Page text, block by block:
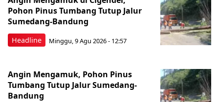
Headline
Pohon Pinus Tumbang Tutup Jalur
Sumedang-Bandung
Minggu, 9 Agu 2026 - 12:57
Angin Mengamuk, Pohon Pinus
Tumbang Tutup Jalur Sumedang-
Bandung